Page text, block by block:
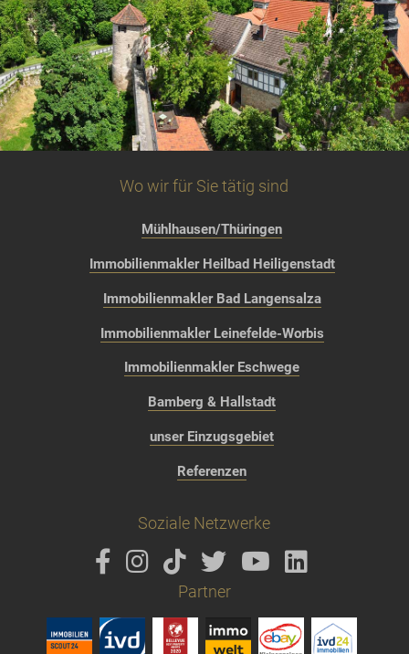
Wo wir für Sie tätig sind
Mühlhausen/Thüringen
Immobilienmakler Heilbad Heiligenstadt
Immobilienmakler Bad Langensalza
Immobilienmakler Leinefelde-Worbis
Immobilienmakler Eschwege
Bamberg & Hallstadt
unser Einzugsgebiet
Referenzen
Soziale Netzwerke
Partner